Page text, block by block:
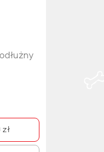
zł